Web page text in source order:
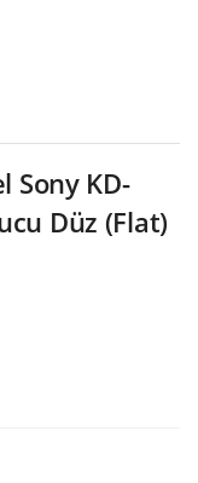
Sony KD-
Düz (Flat)